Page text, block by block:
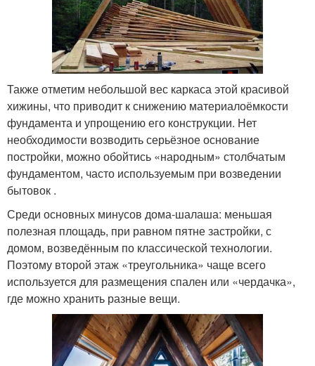
Также отметим небольшой вес каркаса этой красивой
хижины, что приводит к снижению материалоёмкости
фундамента и упрощению его конструкции. Нет
необходимости возводить серьёзное основание
постройки, можно обойтись «народным» столбчатым
фундаментом, часто используемым при возведении
бытовок .
Среди основных минусов дома-шалаша: меньшая
полезная площадь, при равном пятне застройки, с
домом, возведённым по классической технологии.
Поэтому второй этаж «треугольника» чаще всего
используется для размещения спален или «чердачка»,
где можно хранить разные вещи.